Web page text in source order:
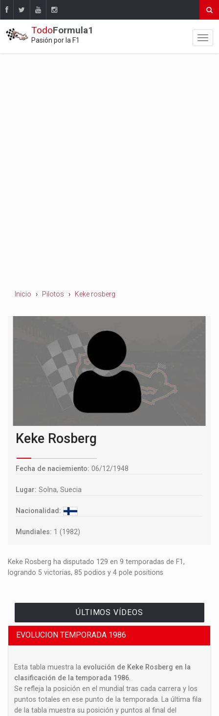
TodoFormula1
Pasión por la F1
Inicio Pilotos Keke rosberg
Keke Rosberg
Fecha de naciemiento:06/12/1948
Lugar: Solna, Suecia
Nacionalidad:
Mundiales: 1 (1982)
Keke Rosberg ha disputado 129 en 9 temporadas de F1,
logrando 5 victorias, 85 podios y 4 pole positions
ÚLTIMOS VÍDEOS
EVOLUCION TEMPORADA 1986
Esta tabla muestra la evolución de Keke Rosberg en la
clasificación de la temporada 1986
Se refleja la posición en el mundial tras cada carrera y los
puntos totales en ese punto de la temporada. La última fila
de la tabla muestra su posición y puntos al final del